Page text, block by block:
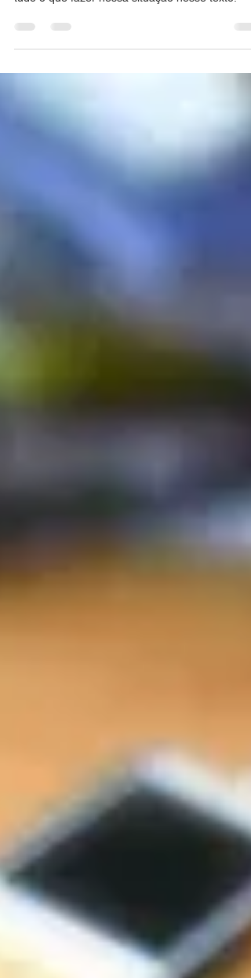
tudo o que fazer nessa situação nesse texto!